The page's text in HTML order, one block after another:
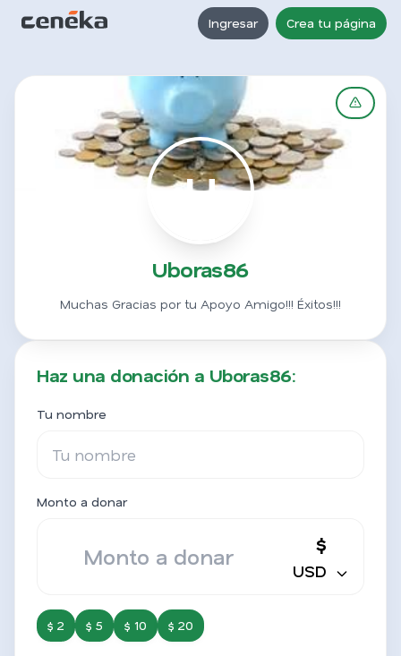
Ingresar Crea tu página
U
Uboras86
Muchas Gracias por tu Apoyo Amigo!!! Éxitos!!!
Haz una donación a Uboras86:
Tu nombre
Monto a donar
$
USD
$ 2 $ 5 $ 10 $ 20